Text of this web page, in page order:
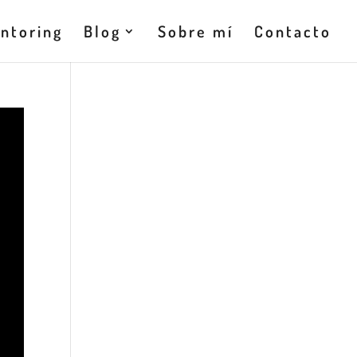
Blog Sobre mí Contacto